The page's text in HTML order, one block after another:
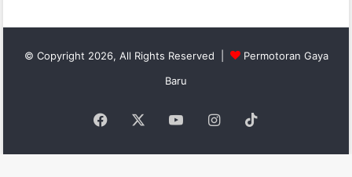
© Copyright 2026, All Rights Reserved |
Permotoran Gaya
Baru
Facebook YouTubeInstagram